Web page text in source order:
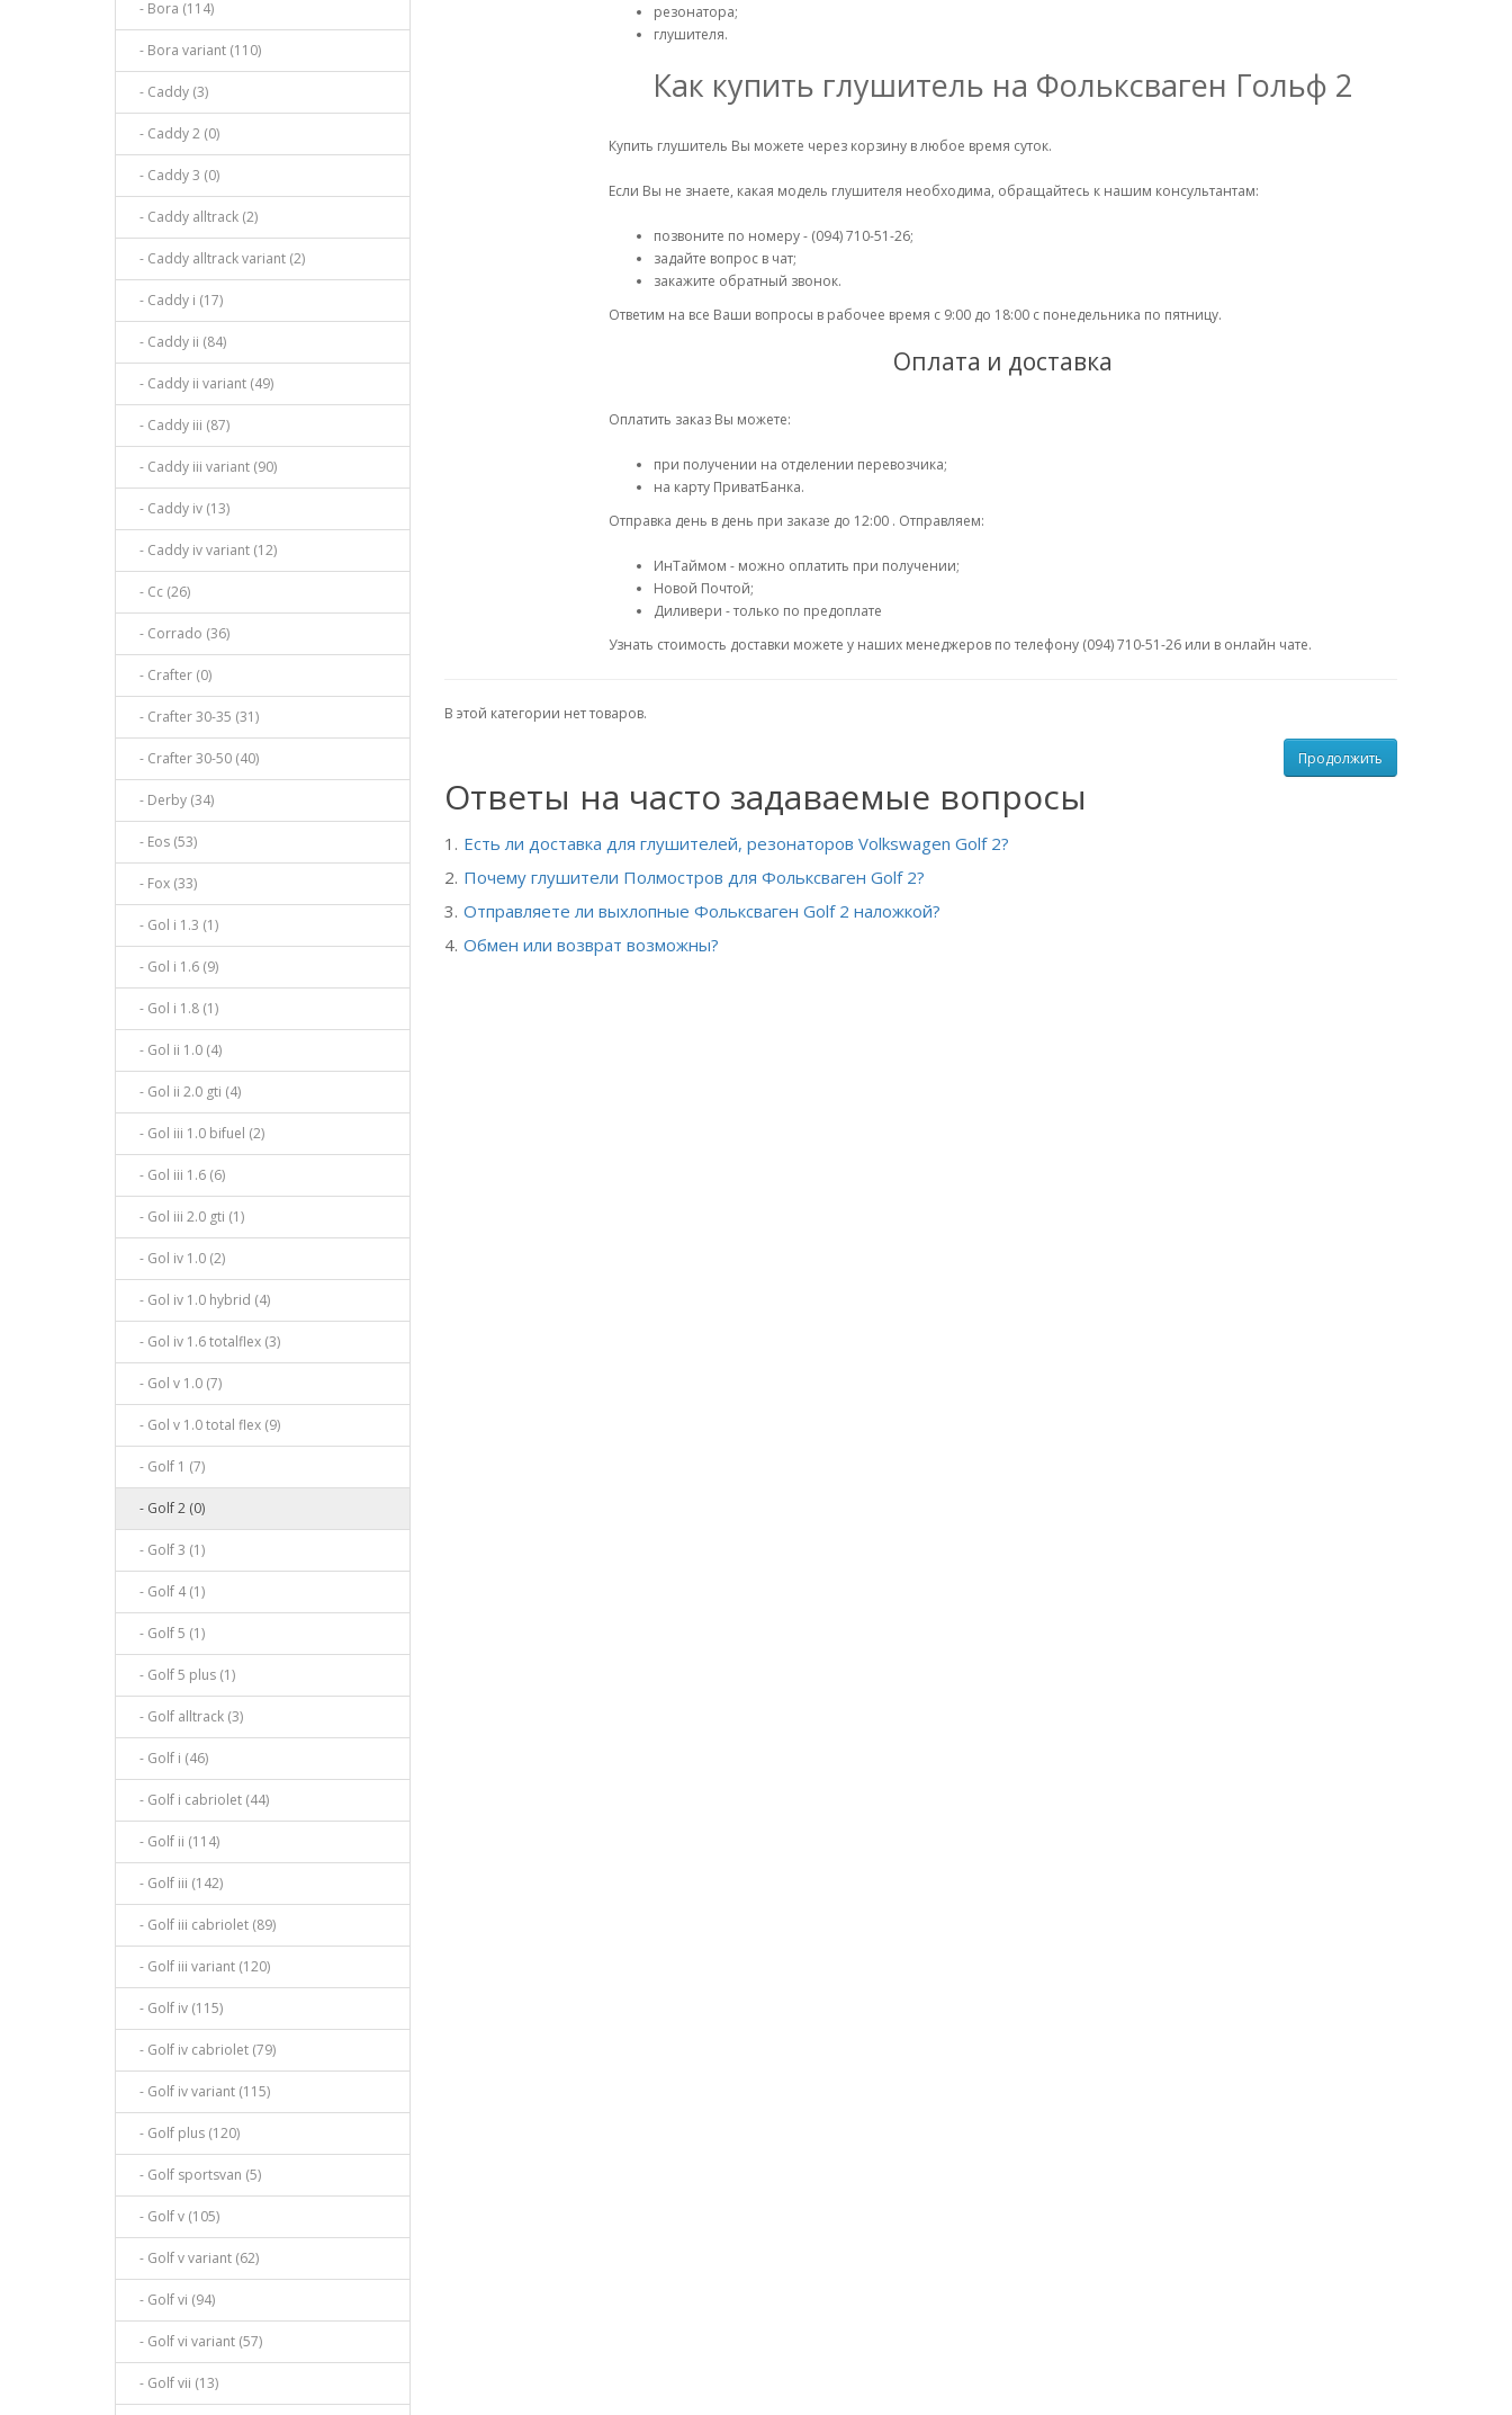
- Bora (114)
- Bora variant (110)
- Caddy (3)
- Caddy 2 (0)
- Caddy 3 (0)
- Caddy alltrack (2)
- Caddy alltrack variant (2)
- Caddy i (17)
- Caddy ii (84)
- Caddy ii variant (49)
- Caddy iii (87)
- Caddy iii variant (90)
- Caddy iv (13)
- Caddy iv variant (12)
- Cc (26)
- Corrado (36)
- Crafter (0)
- Crafter 30-35 (31)
- Crafter 30-50 (40)
- Derby (34)
- Eos (53)
- Fox (33)
- Gol i 1.3 (1)
- Gol i 1.6 (9)
- Gol i 1.8 (1)
- Gol ii 1.0 (4)
- Gol ii 2.0 gti (4)
- Gol iii 1.0 bifuel (2)
- Gol iii 1.6 (6)
- Gol iii 2.0 gti (1)
- Gol iv 1.0 (2)
- Gol iv 1.0 hybrid (4)
- Gol iv 1.6 totalflex (3)
- Gol v 1.0 (7)
- Gol v 1.0 total flex (9)
- Golf 1 (7)
- Golf 2 (0)
- Golf 3 (1)
- Golf 4 (1)
- Golf 5 (1)
- Golf 5 plus (1)
- Golf alltrack (3)
- Golf i (46)
- Golf i cabriolet (44)
- Golf ii (114)
- Golf iii (142)
- Golf iii cabriolet (89)
- Golf iii variant (120)
- Golf iv (115)
- Golf iv cabriolet (79)
- Golf iv variant (115)
- Golf plus (120)
- Golf sportsvan (5)
- Golf v (105)
- Golf v variant (62)
- Golf vi (94)
- Golf vi variant (57)
- Golf vii (13)
резонатора;
глушителя.
Как купить глушитель на Фольксваген Гольф 2
Купить глушитель Вы можете через корзину в любое время суток.
Если Вы не знаете, какая модель глушителя необходима, обращайтесь к нашим консультантам:
позвоните по номеру - (094) 710-51-26;
задайте вопрос в чат;
закажите обратный звонок.
Ответим на все Ваши вопросы в рабочее время с 9:00 до 18:00 с понедельника по пятницу.
Оплата и доставка
Оплатить заказ Вы можете:
при получении на отделении перевозчика;
на карту ПриватБанка.
Отправка день в день при заказе до 12:00 . Отправляем:
ИнТаймом - можно оплатить при получении;
Новой Почтой;
Диливери - только по предоплате
Узнать стоимость доставки можете у наших менеджеров по телефону (094) 710-51-26 или в онлайн чате.
В этой категории нет товаров.
Продолжить
Ответы на часто задаваемые вопросы
Есть ли доставка для глушителей, резонаторов Volkswagen Golf 2?
Почему глушители Полмостров для Фольксваген Golf 2?
Отправляете ли выхлопные Фольксваген Golf 2 наложкой?
Обмен или возврат возможны?